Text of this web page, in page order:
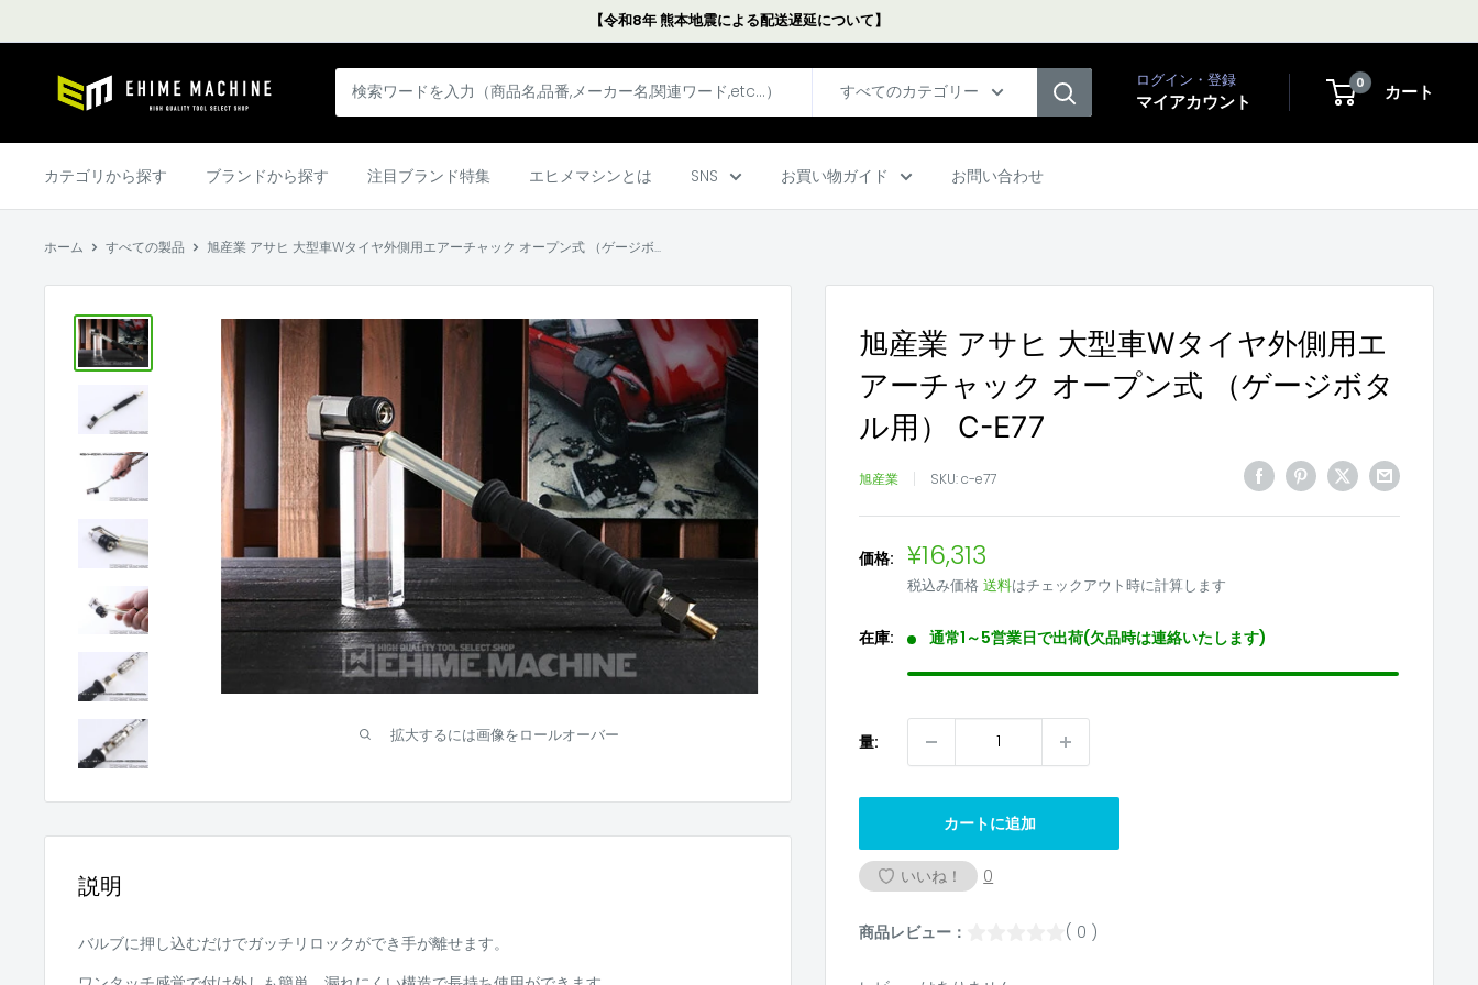
ン
キ
【令和8年 熊本地震による配送遅延について】
エ
ヒ
本
すべてのカテゴリー
ログイン・登録
マイアカウント
0 カート
カテゴリから探す ブランドから探す 注目ブランド特集 エヒメマシンとは SNS お買い物ガイド お問い合わせ
ホーム すべての製品 旭産業 アサヒ 大型車Wタイヤ外側用エアーチャック オープン式 （ゲージボ...
拡大するには画像をロールオーバー
旭産業 アサヒ 大型車Wタイヤ外側用エ
アーチャック オープン式 （ゲージボタ
ル用） C-E77
旭産業 SKU:c-e77
価格: 販
売
価
格
¥16,313
税込み価格送料はチェックアウト時に計算します
在庫: 通常1～5営業日で出荷(欠品時は連絡いたします)
量:
カートに追加
いいね！ 0
商品レビュー： ( 0 )
説明
バルブに押し込むだけでガッチリロックができ手が離せます。